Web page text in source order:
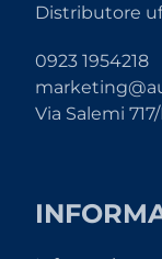
Distributore
0923 1954218
Via Salemi